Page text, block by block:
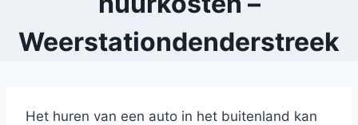
Weerstationdenderstreek
Het huren van een auto in het buitenland kan